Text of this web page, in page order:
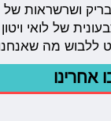
ושרשראות של
של לואי
ללבוש מה
אחרינו